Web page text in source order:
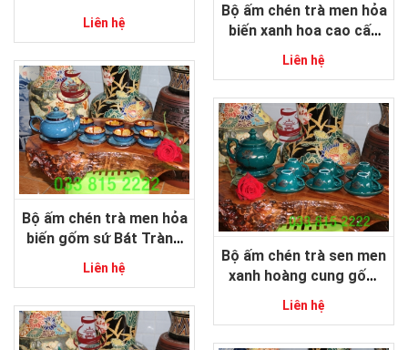
Liên hệ
Bộ ấm chén trà men hỏa
biến xanh hoa cao cấp
Liên hệ
Bộ ấm chén trà men hỏa
biến gốm sứ Bát Tràng
Liên hệ
Bộ ấm chén trà sen men
xanh hoàng cung gốm
Liên hệ